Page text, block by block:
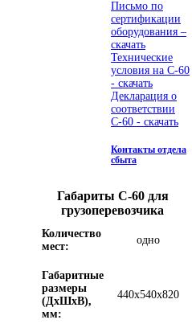
Письмо по
сертификации
оборудования –
скачать
Технические
условия на С-60
- скачать
Декларация о
соответствии
С-60 - скачать
Контакты отдела
сбыта
Габариты С-60 для
грузоперевозчика
Количество
мест:
одно
Габаритные
размеры
(ДхШхВ),
мм:
440х540х820